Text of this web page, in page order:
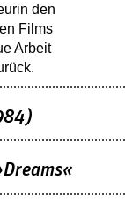
den
Films
Arbeit